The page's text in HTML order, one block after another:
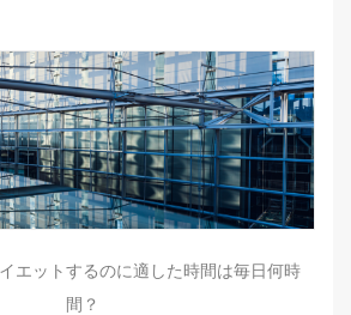
エットするのに適した時間は毎日何時
間？